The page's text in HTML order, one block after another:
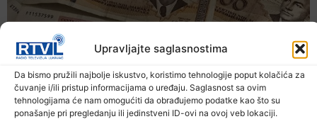
Upravljajte saglasnostima
Da bismo pružili najbolje iskustvo, koristimo tehnologije poput kolačića za
čuvanje i/ili pristup informacijama o uređaju. Saglasnost sa ovim
tehnologijama će nam omogućiti da obrađujemo podatke kao što su
ponašanje pri pregledanju ili jedinstveni ID-ovi na ovoj veb lokaciji.